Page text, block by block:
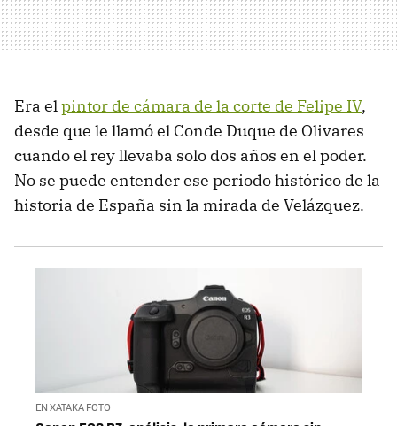
Era elpintor de cámara de la corte de Felipe IV,
desde que le llamó el Conde Duque de Olivares
cuando el rey llevaba solo dos años en el poder.
No se puede entender ese periodo histórico de la
historia de España sin la mirada de Velázquez.
EN XATAKA FOTO